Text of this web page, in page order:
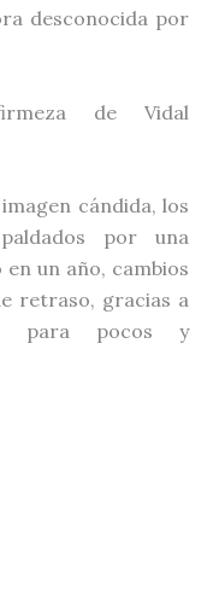
desconocida por
de Vidal
cándida, los
por una
un año, cambios
retraso, gracias a
para pocos y